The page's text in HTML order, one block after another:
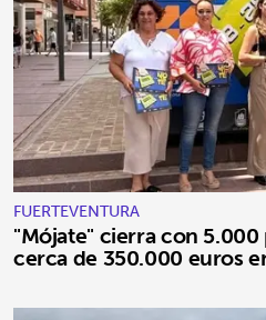
FUERTEVENTURA
"Mójate" cierra con
cerca de 350.000 euros